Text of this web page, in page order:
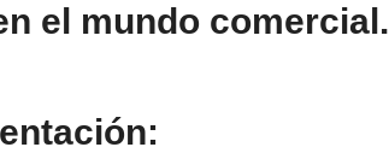
el mundo comercial.